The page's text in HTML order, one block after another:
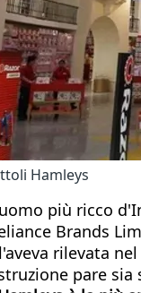
Hamleys
più ricco
Brands
rilevata
pare